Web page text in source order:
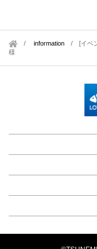
information /[イベ
様